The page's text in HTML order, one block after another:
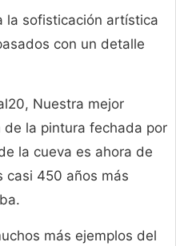
la sofisticación artística
​​con un detalle
Nuestra mejor
de la pintura fechada por
la cueva es ahora de
casi 450 años más
más ejemplos del